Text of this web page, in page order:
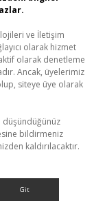
ve İletişim
olarak hizmet
olarak denetleme
Ancak, üyelerimiz
siteye üye olarak
düşündüğünüz
bildirmeniz
kaldırılacaktır.